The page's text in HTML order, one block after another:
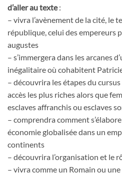
d’aller au texte:
– vivra l’avènement de la cité, le
république, celui des empereurs
augustes
– s’immergera dans les arcanes
inégalitaire où cohabitent
– découvrira les étapes du
accès les plus riches alors que
esclaves affranchis ou esclaves
– comprendra comment
économie globalisée dans un
continents
– découvrira l’organisation et le
– vivra comme un Romain ou